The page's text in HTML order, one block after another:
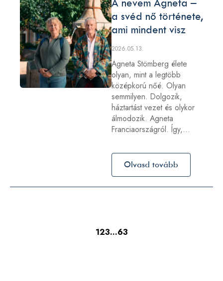
A nevem Agneta –
a svéd nő története,
ami mindent visz
2026.05.13.
Agneta Stömberg élete
olyan, mint a legtöbb
középkorú nőé. Olyan
semmilyen. Dolgozik,
háztartást vezet és olykor
álmodozik. Agneta
Franciaországról. Így,…
Olvasd tovább
123…63